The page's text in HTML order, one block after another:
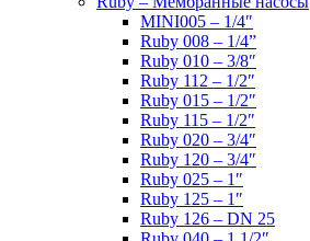
MINI005 – 1/4″
Ruby 008 – 1/4”
Ruby 010 – 3/8″
Ruby 112 – 1/2″
Ruby 015 – 1/2″
Ruby 115 – 1/2″
Ruby 020 – 3/4″
Ruby 120 – 3/4″
Ruby 025 – 1″
Ruby 125 – 1″
Ruby 126 – DN 25